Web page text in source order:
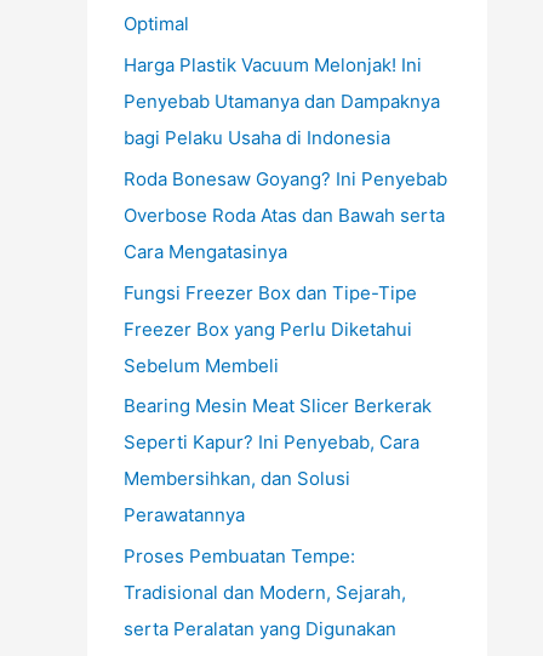
Optimal
Harga Plastik Vacuum Melonjak! Ini
Penyebab Utamanya dan Dampaknya
bagi Pelaku Usaha di Indonesia
Roda Bonesaw Goyang? Ini Penyebab
Overbose Roda Atas dan Bawah serta
Cara Mengatasinya
Fungsi Freezer Box dan Tipe-Tipe
Freezer Box yang Perlu Diketahui
Sebelum Membeli
Bearing Mesin Meat Slicer Berkerak
Seperti Kapur? Ini Penyebab, Cara
Membersihkan, dan Solusi
Perawatannya
Proses Pembuatan Tempe:
Tradisional dan Modern, Sejarah,
serta Peralatan yang Digunakan